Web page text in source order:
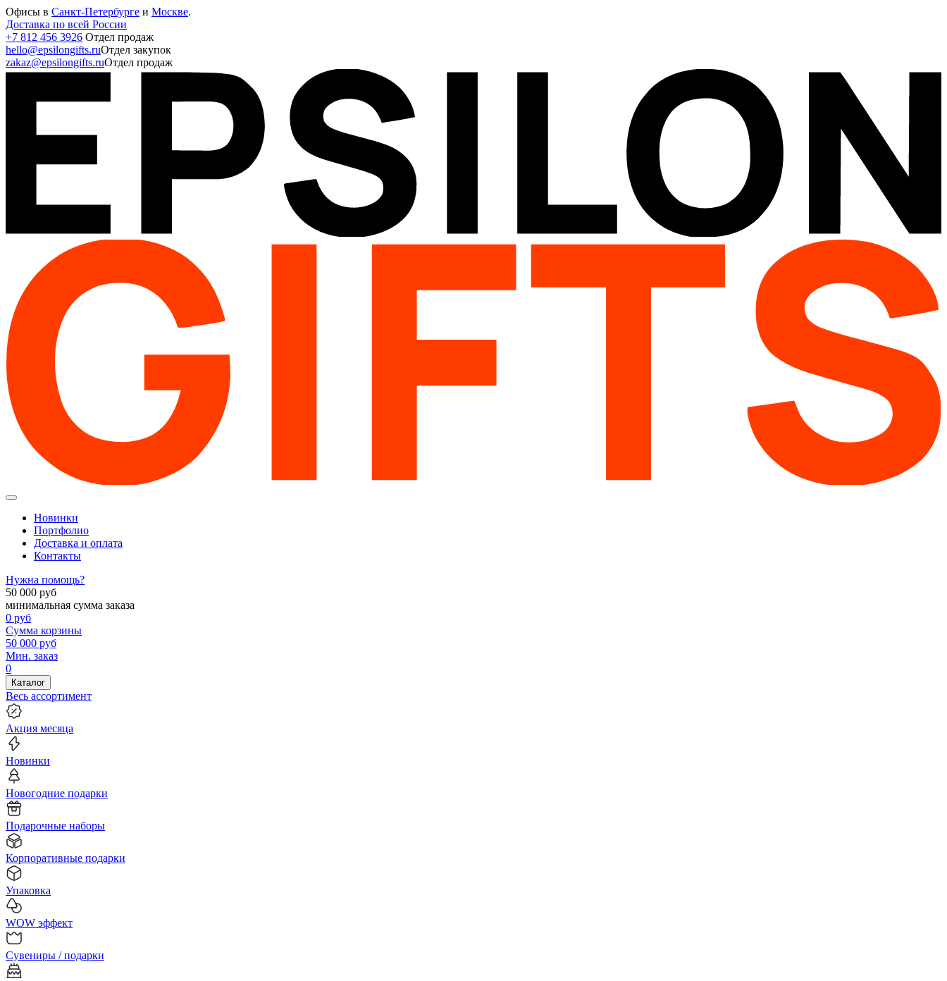
Офисы в Санкт-Петербурге и Москве.
Доставка по всей России
+7 812 456 3926 Отдел продаж
hello@epsilongifts.ruОтдел закупок
zakaz@epsilongifts.ruОтдел продаж
Новинки
Портфолио
Доставка и оплата
Контакты
Нужна помощь?
50 000 руб
минимальная сумма заказа
0 руб
Сумма корзины
50 000 руб
Мин. заказ
0
Каталог
Весь ассортимент
Акция месяца
Новинки
Новогодние подарки
Подарочные наборы
Корпоративные подарки
Упаковка
WOW эффект
Сувениры / подарки